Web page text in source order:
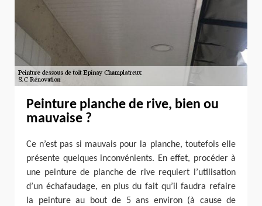
Peinture planche de rive, bien ou
mauvaise ?
Ce n’est pas si mauvais pour la planche, toutefois elle
présente quelques inconvénients. En effet, procéder à
une peinture de planche de rive requiert l’utilisation
d’un échafaudage, en plus du fait qu’il faudra refaire
la peinture au bout de 5 ans environ (à cause de